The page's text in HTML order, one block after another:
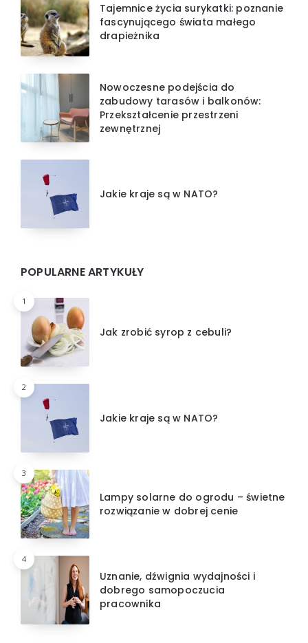
Tajemnice życia surykatki: poznanie
fascynującego świata małego
drapieżnika
Nowoczesne podejścia do
zabudowy tarasów i balkonów:
Przekształcenie przestrzeni
zewnętrznej
Jakie kraje są w NATO?
POPULARNE ARTYKUŁY
1
Jak zrobić syrop z cebuli?
2
Jakie kraje są w NATO?
3
Lampy solarne do ogrodu – świetne
rozwiązanie w dobrej cenie
4
Uznanie, dźwignia wydajności i
dobrego samopoczucia
pracownika